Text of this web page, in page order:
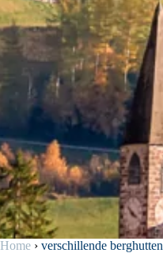
Home › verschillende berghutten